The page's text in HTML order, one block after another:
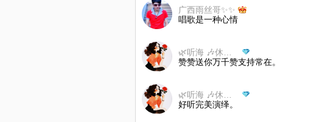
广西雨丝哥✨✨
唱歌是一种心情
赞赞送你万千赞支持常在。
好听完美演绎。